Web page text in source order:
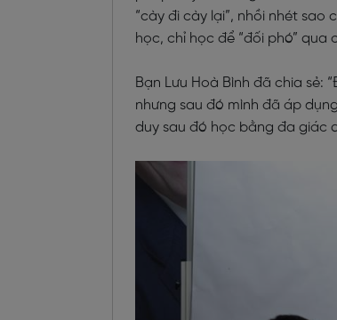
“cày đi cày lại”, nhồi nhét
học, chỉ học để “đối phó” qua
Bạn Lưu Hoà Bình đã chia sẻ:
nhưng sau đó mình đã áp
duy sau đó học bằng đa giác